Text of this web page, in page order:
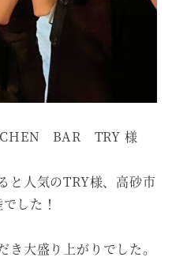
BAR TRY 様
と人気のTRY様、高砂市
した！
大盛り上がりでした。